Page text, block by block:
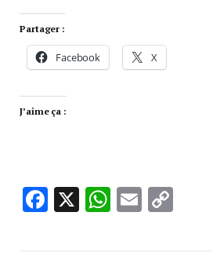
Partager :
Facebook X
J’aime ça :
Facebook
X WhatsApp
Email